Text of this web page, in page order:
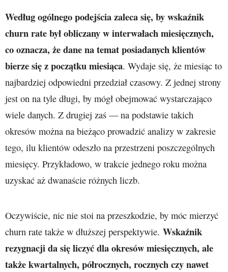
Według ogólnego podejścia zaleca się, by wskaźnik
churn rate był obliczany w interwałach miesięcznych,
co oznacza, że dane na temat posiadanych klientów
bierze się z początku miesiąca. Wydaje się, że miesiąc to
najbardziej odpowiedni przedział czasowy. Z jednej strony
jest on na tyle długi, by mógł obejmować wystarczająco
wiele danych. Z drugiej zaś — na podstawie takich
okresów można na bieżąco prowadzić analizy w zakresie
tego, ilu klientów odeszło na przestrzeni poszczególnych
miesięcy. Przykładowo, w trakcie jednego roku można
uzyskać aż dwanaście różnych liczb.
Oczywiście, nic nie stoi na przeszkodzie, by móc mierzyć
churn rate także w dłuższej perspektywie. Wskaźnik
rezygnacji da się liczyć dla okresów miesięcznych, ale
także kwartalnych, półrocznych, rocznych czy nawet